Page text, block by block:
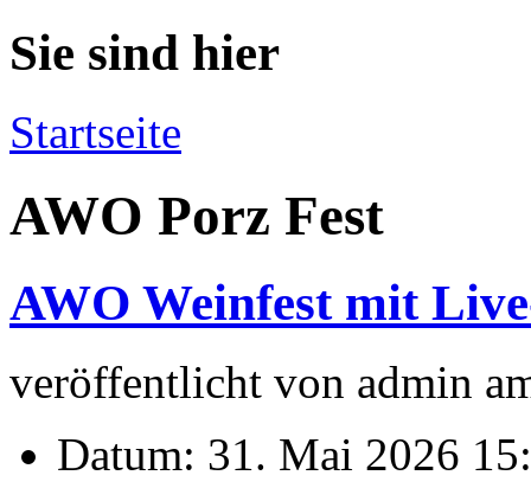
Sie sind hier
Startseite
AWO Porz Fest
AWO Weinfest mit
veröffentlicht von admin
Datum: 31. Mai 2026